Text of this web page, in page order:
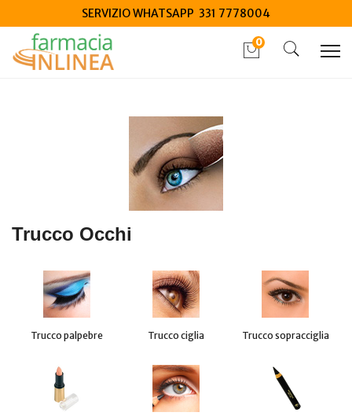
SERVIZIO WHATSAPP 331 7778004
0
Trucco Occhi
Trucco palpebre Trucco ciglia Trucco sopracciglia